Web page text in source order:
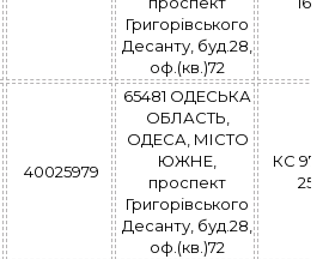
Григорівського
Десанту, буд.28,
оф.(кв.)72
40025979
65481 ОДЕСЬКА
ОБЛАСТЬ,
ОДЕСА, МІСТО
ЮЖНЕ,
проспект
Григорівського
Десанту, буд.28,
оф.(кв.)72
КС